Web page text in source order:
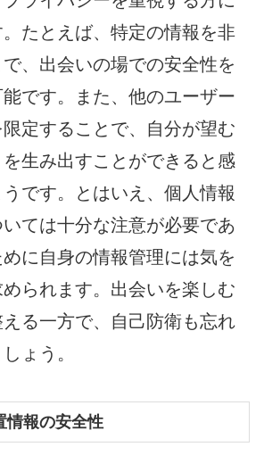
たとえば、特定の情報を非
、出会いの場での安全性を
です。また、他のユーザー
定することで、自分が望む
生み出すことができると感
です。とはいえ、個人情報
ては十分な注意が必要であ
に自身の情報管理には気を
られます。出会いを楽しむ
る一方で、自己防衛も忘れ
ょう。
情報の安全性